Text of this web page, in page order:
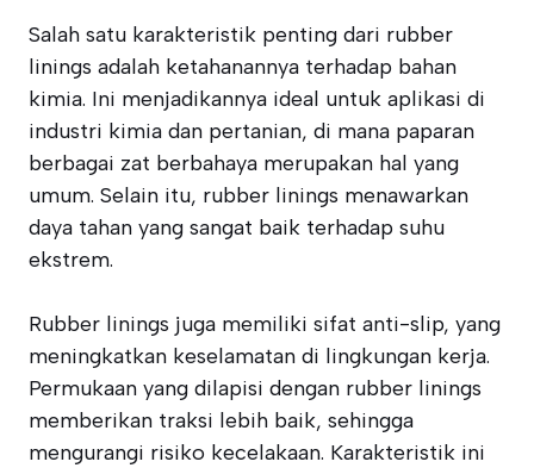
Salah satu karakteristik penting dari rubber
linings adalah ketahanannya terhadap bahan
kimia. Ini menjadikannya ideal untuk aplikasi di
industri kimia dan pertanian, di mana paparan
berbagai zat berbahaya merupakan hal yang
umum. Selain itu, rubber linings menawarkan
daya tahan yang sangat baik terhadap suhu
ekstrem.
Rubber linings juga memiliki sifat anti-slip, yang
meningkatkan keselamatan di lingkungan kerja.
Permukaan yang dilapisi dengan rubber linings
memberikan traksi lebih baik, sehingga
mengurangi risiko kecelakaan. Karakteristik ini